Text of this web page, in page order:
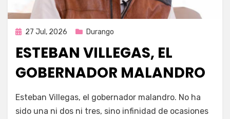
Publicada
27 Jul, 2026 Durango
ESTEBAN VILLEGAS, EL
GOBERNADOR MALANDRO
por Fernando Miranda Servín
Esteban Villegas, el gobernador malandro. No ha
sido una ni dos ni tres, sino infinidad de ocasiones